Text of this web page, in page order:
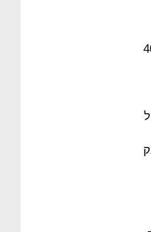
נמצאים בארגנטינה, מונה כ-40